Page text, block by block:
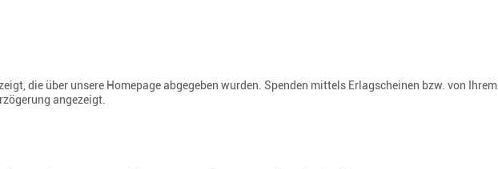
die über unsere Homepage abgegeben wurden. Spenden mittels Erlagscheinen bzw. von Ihrem
angezeigt.